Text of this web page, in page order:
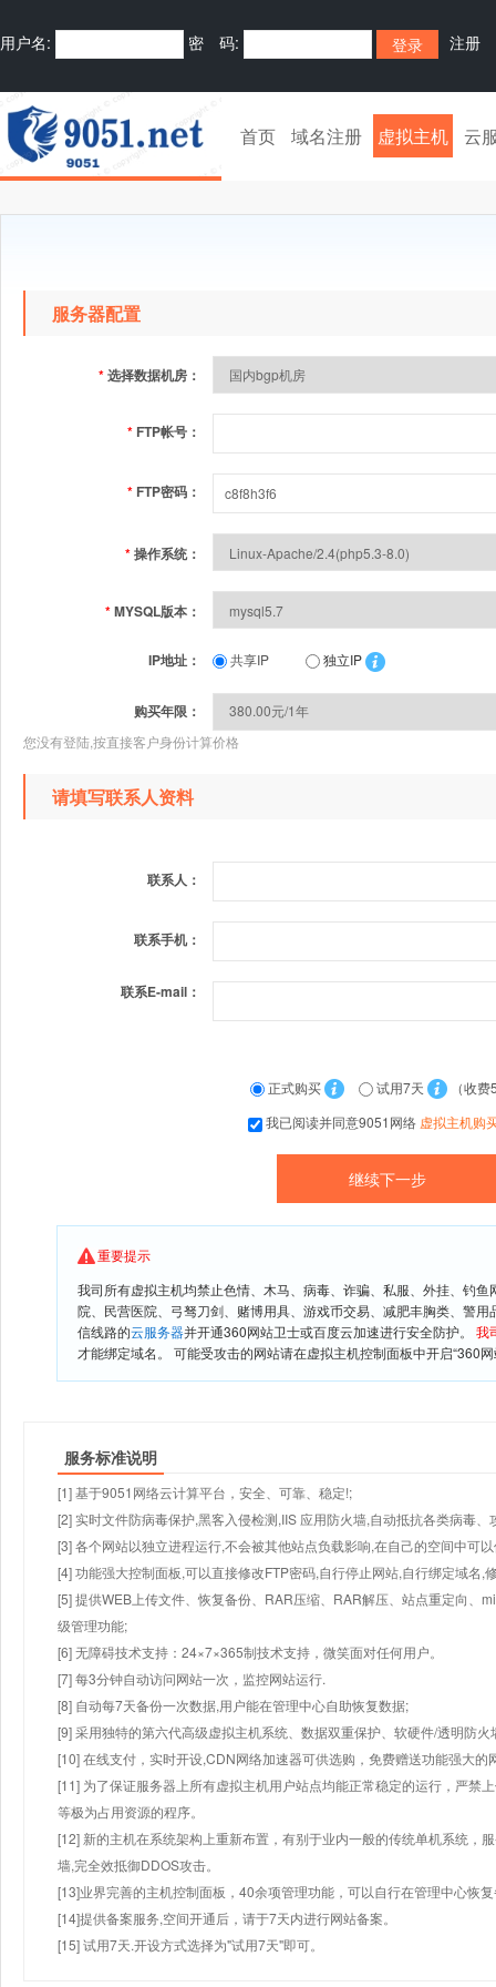
用户名: 密 码: 注册
首页 域名注册 虚拟主机 云
服务器配置
*选择数据机房：
* FTP帐号：
* FTP密码：
*操作系统：
*MYSQL版本：
IP地址： 共享IP 独立IP
购买年限：
您没有登陆,按直接客户身份计算价格
请填写联系人资料
联系人：
联系手机：
联系E-mail：
正式购买 试用7天
（收费
我已阅读并同意9051网络 虚拟主机购
重要提示
我司所有虚拟主机均禁止色情、木马、病毒、诈骗、私服、外挂、钓
院、民营医院、弓驽刀剑、赌博用具、游戏币交易、减肥丰胸类、警
信线路的云服务器并开通360网站卫士或百度云加速进行安全防护。 我
才能绑定域名。 可能受攻击的网站请在虚拟主机控制面板中开启“360
服务标准说明
[1] 基于9051网络云计算平台，安全、可靠、稳定!;
[2] 实时文件防病毒保护,黑客入侵检测,IIS 应用防火墙,自动抵抗各类病毒、
[3] 各个网站以独立进程运行,不会被其他站点负载影响,在自己的空间中可
[4] 功能强大控制面板,可以直接修改FTP密码,自行停止网站,自行绑定域名,
[5] 提供WEB上传文件、恢复备份、RAR压缩、RAR解压、站点重定向、
级管理功能;
[6] 无障碍技术支持：24×7×365制技术支持，微笑面对任何用户。
[7] 每3分钟自动访问网站一次，监控网站运行.
[8] 自动每7天备份一次数据,用户能在管理中心自助恢复数据;
[9] 采用独特的第六代高级虚拟主机系统、数据双重保护、软硬件/透明防火
[10] 在线支付，实时开设,CDN网络加速器可供选购，免费赠送功能强大
[11] 为了保证服务器上所有虚拟主机用户站点均能正常稳定的运行，严禁
等极为占用资源的程序。
[12] 新的主机在系统架构上重新布置，有别于业内一般的传统单机系统，
墙,完全效抵御DDOS攻击。
[13]业界完善的主机控制面板，40余项管理功能，可以自行在管理中心恢
[14]提供备案服务,空间开通后，请于7天内进行网站备案。
[15] 试用7天.开设方式选择为"试用7天"即可。